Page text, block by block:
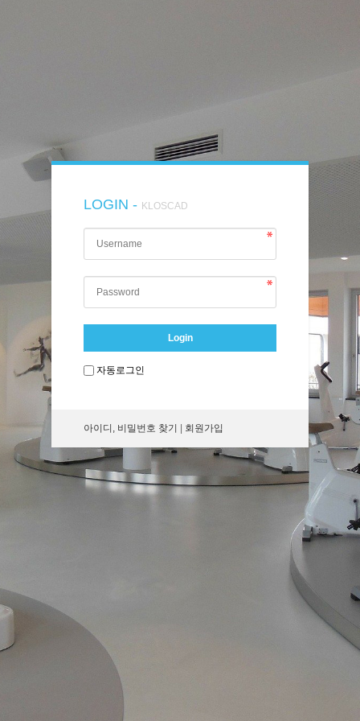
LOGIN - KLOSCAD
Login
자동로그인
아이디, 비밀번호 찾기 회원가입